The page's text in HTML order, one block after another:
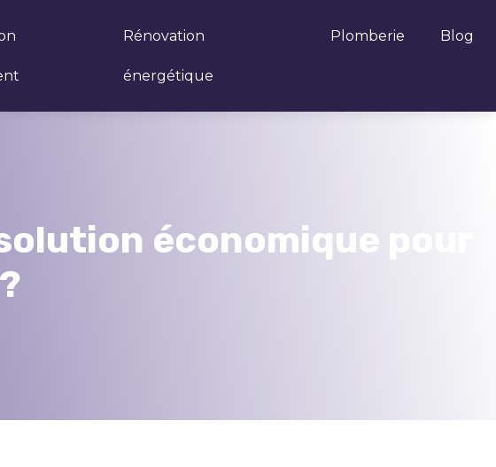
Rénovation
énergétique
Plomberie Blog
économique pour